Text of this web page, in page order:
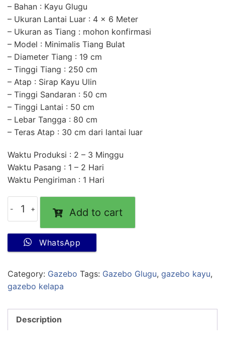
– Bahan : Kayu Glugu
– Ukuran Lantai Luar : 4 x 6 Meter
– Ukuran as Tiang : mohon konfirmasi
– Model : Minimalis Tiang Bulat
– Diameter Tiang : 19 cm
– Tinggi Tiang : 250 cm
– Atap : Sirap Kayu Ulin
– Tinggi Sandaran : 50 cm
– Tinggi Lantai : 50 cm
– Lebar Tangga : 80 cm
– Teras Atap : 30 cm dari lantai luar
Waktu Produksi : 2 – 3 Minggu
Waktu Pasang : 1 – 2 Hari
Waktu Pengiriman : 1 Hari
Add to cart
WhatsApp
Category: Gazebo Tags: Gazebo Glugu, gazebo kayu,
gazebo kelapa
Description